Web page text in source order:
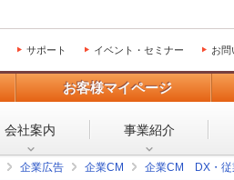
サポート イベント・セミナー お問
お客様マイページ
会社案内 事業紹介
企業広告 企業CM 企業CM DX・従